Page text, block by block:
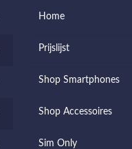
Home
Prijslijst
Shop Smartphones
Shop Accessoires
Sim Only